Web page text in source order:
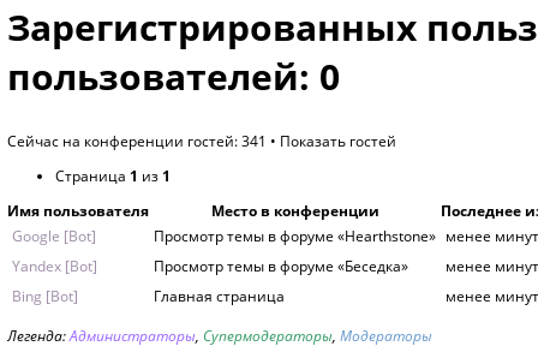
Зарегистрированных
пользователей: 0
Сейчас на конференции гостей: 341 • Показать гостей
Страница 1 из 1
Имя пользователя
Место в конференции
Последнее
Google [Bot]
Просмотр темы в форуме «Hearthstone» менее
Yandex [Bot]
Просмотр темы в форуме «Беседка»
менее
Bing [Bot]
Главная страница
менее
Легенда:Администраторы, Супермодераторы, Модераторы